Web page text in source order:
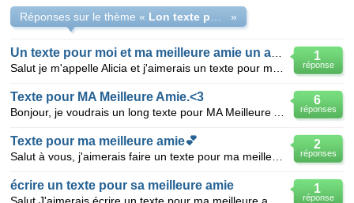
Réponses sur le thème « »
1
réponse
6
réponses
Texte pour MA Meilleure Amie.<3
2
réponses
Texte pour ma meilleure amie💕
1
réponse
écrire un texte pour sa meilleure amie